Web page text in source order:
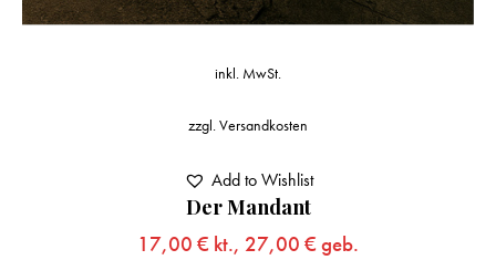
Der Mandant
17,00 € kt., 27,00 € geb.
inkl. MwSt.
zzgl.Versandkosten
Add to Wishlist